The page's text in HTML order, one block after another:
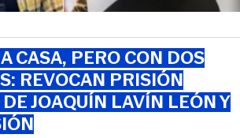
CASA, PERO CON DOS
REVOCAN PRISIÓN
JOAQUÍN LAVÍN LEÓN Y